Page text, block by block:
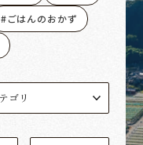
ごはんのおかず